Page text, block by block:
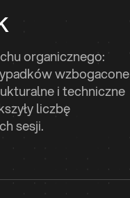
organicznego:
wzbogacone
i techniczne
liczbę
sesji.